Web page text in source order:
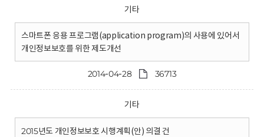
기타
스마트폰 응용 프로그램(application program)의 사용에 있어서
개인정보보호를 위한 제도개선
2014-04-28 36713
기타
2015년도 개인정보보호 시행계획(안) 의결 건